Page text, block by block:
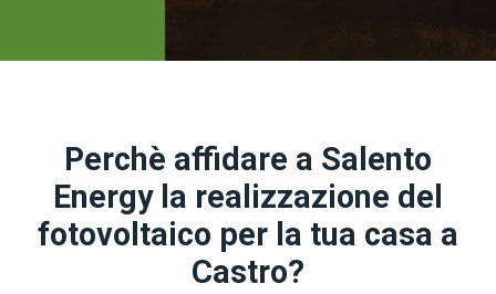
Perchè affidare a Salento
Energy la realizzazione del
fotovoltaico per la tua casa a
Castro?